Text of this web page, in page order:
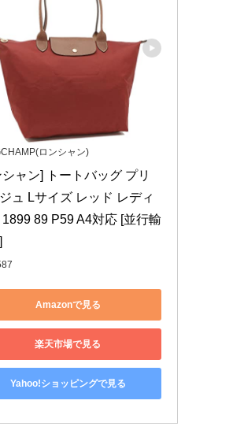
ロンシャン)
シャン] トートバッグ プリ
ュ Lサイズ レッド レディ
1899 89 P59 A4対応 [並行輸
Amazonで見る
楽天市場で見る
Yahoo!ショッピングで見る